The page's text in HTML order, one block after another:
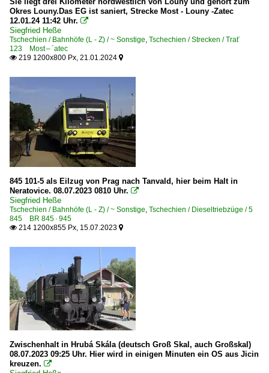
Elektrotriebzüge | Mehrsystem
1 660 BR 660 · 661 ·InterPanter 10Ev·
Bahn und Menschen
Güterwagen
4 | Gattung S | Flachwagen mit Drehgestellen in
5 | Gattung E | Offener Güterwagen der Regelbauart
6 | Gattung F | Offener Güterwagen in Sonderbauart
9 | Gattung D | Güterzugbegleitwagen, Dienstwagen
Museumsbahnen
Velké Březno - Zubrnice - Lovečkovice
Personenwagen
Regionalverkehr
Steuerwagen
Personenwagen | Altbauwagen
~ Historische Wagen
Okres Louny.Das EG ist saniert, Strecke Most - Louny -Zatec
12.01.24 11:42 Uhr. 
Siegfried Heße
Tschechien / Bahnhöfe (L - Z) / ~ Sonstige, Tschechien / Strecken / Trať
123 Most – ´atec
 219 1200x800 Px, 21.01.2024 
845 101-5 als Eilzug von Prag nach Tanvald, hier beim Halt in
Neratovice. 08.07.2023 0810 Uhr. 
Siegfried Heße
Tschechien / Bahnhöfe (L - Z) / ~ Sonstige, Tschechien / Dieseltriebzüge / 5
845 BR 845 · 945
 214 1200x855 Px, 15.07.2023 
Zwischenhalt in Hrubá Skála (deutsch Groß Skal, auch Großskal)
08.07.2023 09:25 Uhr. Hier wird in einigen Minuten ein OS aus Jicin
kreuzen. 